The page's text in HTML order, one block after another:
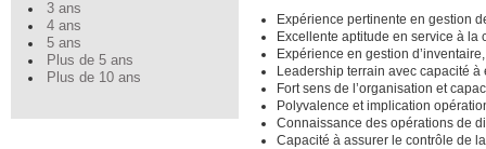
3 ans
4 ans
5 ans
Plus de 5 ans
Plus de 10 ans
Expérience pertinente en gestion
Excellente aptitude en service à
Expérience en gestion
Leadership terrain avec capacité
Fort sens de l’organisation et
Polyvalence et implication
Connaissance des opérations de
Capacité à assurer le contrôle de